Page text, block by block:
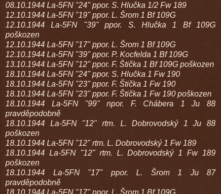
08.10.1944 La-5FN "24" ppor. S. Hlučka 1/2 Fw 189
12.10.1944 La-5FN "19" ppor. L. Šrom 1 Bf 109G
12.10.1944 La-5FN "39" ppor. S. Hlučka 1 Bf 109G
poškozen
12.10.1944 La-5FN "17" ppor. L. Šrom 1 Bf 109G
12.10.1944 La-5FN "39" ppor. P. Kocfelda 1 Bf 109G
13.10.1944 La-5FN "12" ppor. F. Štička 1 Bf 109G poškozen
18.10.1944 La-5FN "24" ppor. S. Hlučka 1 Fw 190
18.10.1944 La-5FN "23" ppor. F. Štička 1 Fw 190
18.10.1944 La-5FN "23" ppor. F. Štička 1 Fw 190 poškozen
18.10.1944 La-5FN "99" npor. F. Chábera 1 Ju 88
pravděpodobně
18.10.1944 La-5FN "12" rtm. L. Dobrovodský 1 Ju 88
poškozen
18.10.1944 La-5FN "12" rtm. L. Dobrovodský 1 Fw 189
18.10.1944 La-5FN "12" rtm. L. Dobrovodský 1 Fw 189
poškozen
18.10.1944 La-5FN "17" ppor. L. Šrom 1 Ju 87
pravděpodobně
18.10.1944 La-5FN "17" ppor. L. Šrom 1 Bf 109G